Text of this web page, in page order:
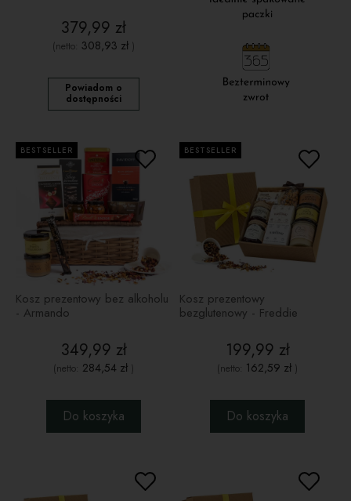
379,99 zł
(netto: 308,93 zł )
Powiadom o
dostępności
Kosz prezentowy bez alkoholu
- Armando
349,99 zł
(netto: 284,54 zł )
Do koszyka
BESTSELLER
Kosz prezentowy
bezglutenowy - Freddie
199,99 zł
(netto: 162,59 zł )
Do koszyka
BESTSELLER